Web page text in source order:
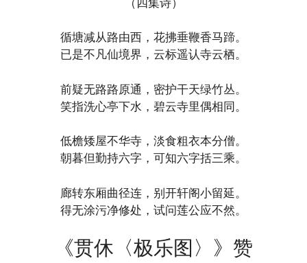
循塘减从路由西，花拂垂鞭香马蹄。
已是不凡仙境界，云标遥认寺云栖。
前疑无路路原通，密护干天绿竹丛。
笑指洗心亭下水，碧云寺里偶相同。
低檐矮屋不华寺，淡食粗衣本分僧。
朝暮但勤持六字，可知六字括三乘。
廊转东厢曲径连，别开轩阁小留延。
得无涂污净修处，试问莲公应不然。
《贯休〈极乐图〉》赞